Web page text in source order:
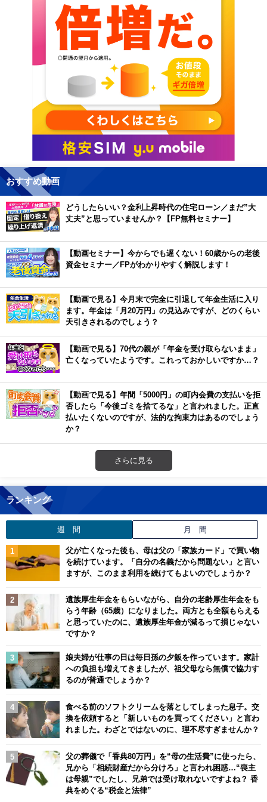
おすすめ動画
どうしたらいい？金利上昇時代の住宅ローン／まだ”大
丈夫”と思っていませんか？【FP無料セミナー】
【動画セミナー】今からでも遅くない！60歳からの老後
資金セミナー／FPがわかりやすく解説します！
【動画で見る】今月末で完全に引退して年金生活に入り
ます。年金は「月20万円」の見込みですが、どのくらい
天引きされるのでしょう？
【動画で見る】70代の親が「年金を受け取らないまま」
亡くなっていたようです。これっておかしいですか…？
【動画で見る】年間「5000円」の町内会費の支払いを拒
否したら「今後ゴミを捨てるな」と言われました。正直
払いたくないのですが、法的な拘束力はあるのでしょう
か？
さらに見る
ランキング
週 間 月 間
父が亡くなった後も、母は父の「家族カード」で買い物
を続けています。「自分の名義だから問題ない」と言い
ますが、このまま利用を続けてもよいのでしょうか？
遺族厚生年金をもらいながら、自分の老齢厚生年金をも
らう年齢（65歳）になりました。両方とも全額もらえる
と思っていたのに、遺族厚生年金が減るって損じゃない
ですか？
娘夫婦が仕事の日は毎日孫の夕飯を作っています。家計
への負担も増えてきましたが、祖父母なら無償で協力す
るのが普通でしょうか？
食べる前のソフトクリームを落としてしまった息子。交
換を依頼すると「新しいものを買ってください」と言わ
れました。わざとではないのに、理不尽すぎませんか？
父の葬儀で「香典80万円」を“母の生活費”に使ったら、
兄から「相続財産だから分けろ」と言われ困惑…“喪主
は母親”でしたし、兄弟では受け取れないですよね？ 香
典をめぐる“税金と法律”